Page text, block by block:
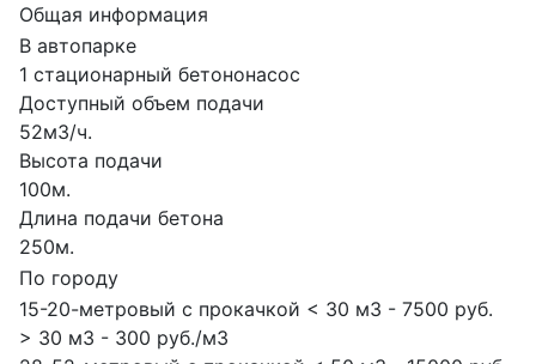
Общая информация
В автопарке
1 стационарный бетононасос
Доступный объем подачи
52м3/ч.
Высота подачи
100м.
Длина подачи бетона
250м.
По городу
15-20-метровый с прокачкой < 30 м3 - 7500 руб.
> 30 м3 - 300 руб./м3